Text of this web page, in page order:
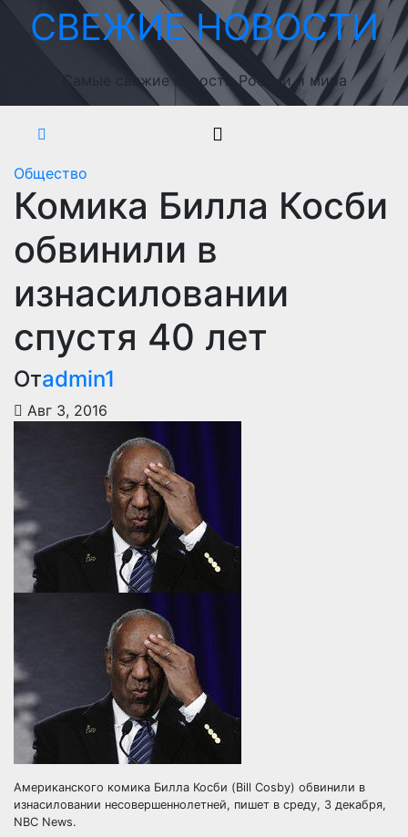
ПерейтиСВЕЖИЕ НОВОСТИ
Самые свежие новости России и мира
Общество
Комика Билла Косби
обвинили в
изнасиловании
спустя 40 лет
Отadmin1
Авг 3, 2016
Американского комика Билла Косби (Bill Cosby) обвинили в
изнасиловании несовершеннолетней, пишет в среду, 3 декабря,
NBC News.